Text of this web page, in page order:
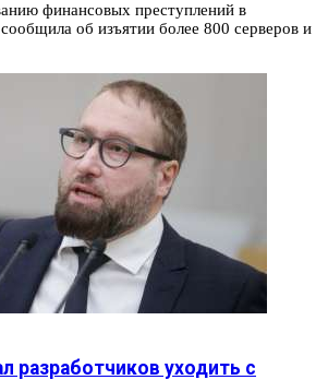
финансовых преступлений в
об изъятии более 800 серверов и
разработчиков уходить с